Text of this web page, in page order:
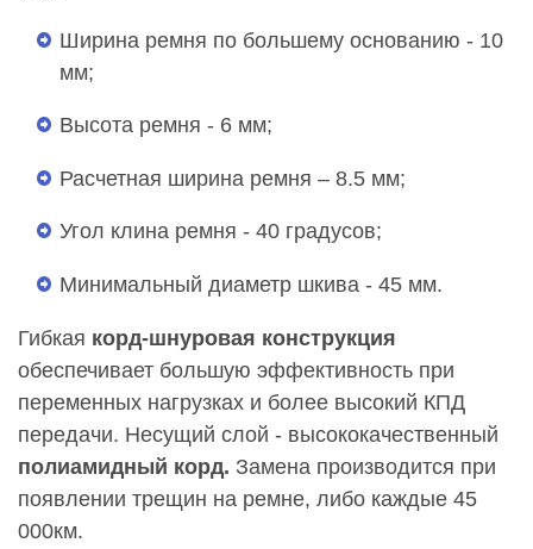
Ширина ремня по большему основанию - 10
мм;
Высота ремня - 6 мм;
Расчетная ширина ремня – 8.5 мм;
Угол клина ремня - 40 градусов;
Минимальный диаметр шкива - 45 мм.
Гибкая корд-шнуровая конструкция
обеспечивает большую эффективность при
переменных нагрузках и более высокий КПД
передачи. Несущий слой - высококачественный
полиамидный корд. Замена производится при
появлении трещин на ремне, либо каждые 45
000км.